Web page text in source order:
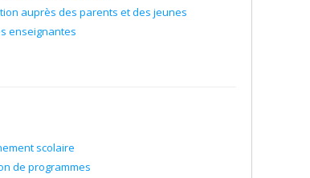
auprès des parents et des jeunes
enseignantes
scolaire
de programmes